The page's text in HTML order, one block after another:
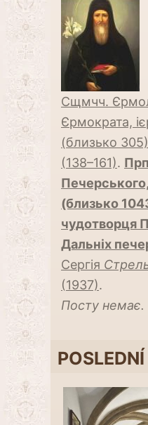
Сщмчч.
Єрмократа,
(близько 305)
(138–161).
(близько
чудотворця
Дальніх
Сергія
(1937).
Посту немає.